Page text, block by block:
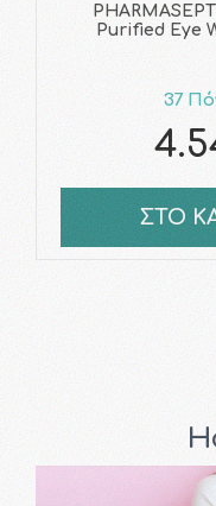
Purified Eye
37
ΣΤΟ